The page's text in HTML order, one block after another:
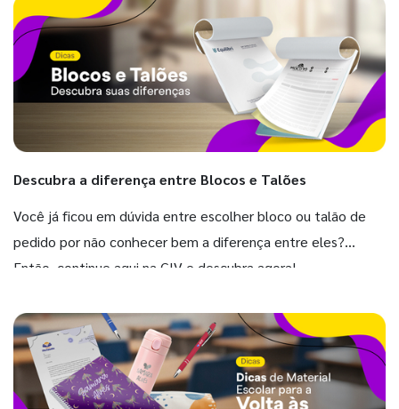
Descubra a diferença entre Blocos e Talões
Você já ficou em dúvida entre escolher bloco ou talão de
pedido por não conhecer bem a diferença entre eles?
Então, continue aqui na GIV e descubra agora!